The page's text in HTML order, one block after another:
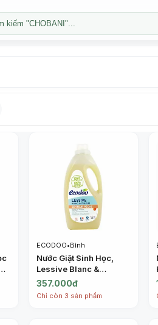
kiếm "CHOBANI"...
-
ECODOO•Bình
Nước Giặt Sinh Học,
Lessive Blanc &
Couleurs, Senteur
Pêche, 66 Lần Giặt (2L)
357.000đ
Chỉ còn 3 sản phẩm